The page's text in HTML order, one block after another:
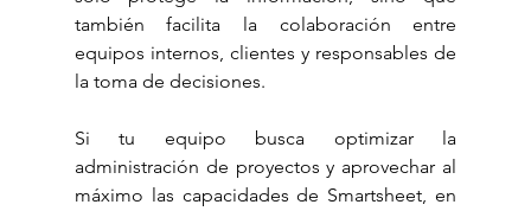
también facilita la colaboración entre
equipos internos, clientes y responsables de
la toma de decisiones.
Si tu equipo busca optimizar la
administración de proyectos y aprovechar al